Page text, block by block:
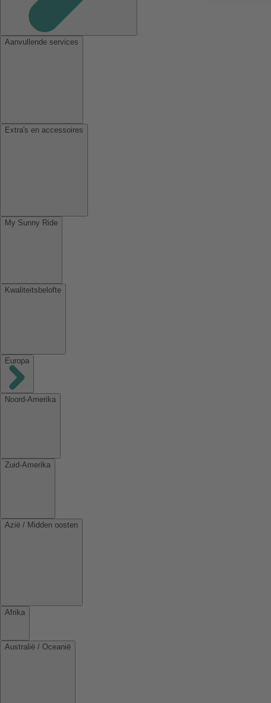
Aanvullende services
Extra's en accessoires
My Sunny Ride
Kwaliteitsbelofte
Europa
Noord-Amerika
Zuid-Amerika
Azië / Midden oosten
Afrika
Australië / Oceanië